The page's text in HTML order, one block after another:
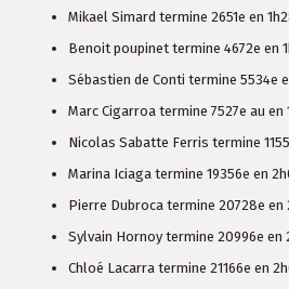
Mikael Simard termine 2651e en
Benoit poupinet termine 4672e en
Sébastien de Conti termine 5534e
Marc Cigarroa termine 7527e au en
Nicolas Sabatte Ferris termine
Marina Iciaga termine 19356e en
Pierre Dubroca termine 20728e en
Sylvain Hornoy termine 20996e en
Chloé Lacarra termine 21166e en